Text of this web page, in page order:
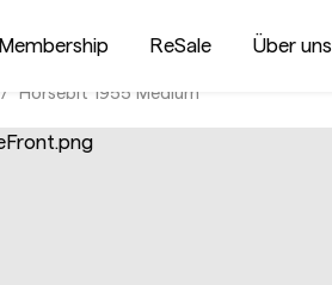
Membership ReSale Über uns
Horsebit 1955 Medium